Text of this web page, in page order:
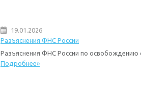
19.01.2026
Разъяснения ФНС России
Разъяснения ФНС России по
Подробнее»